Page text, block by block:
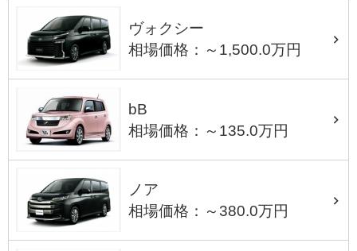
ヴォクシー
相場価格：～1,500.0万円
bB
相場価格：～135.0万円
ノア
相場価格：～380.0万円